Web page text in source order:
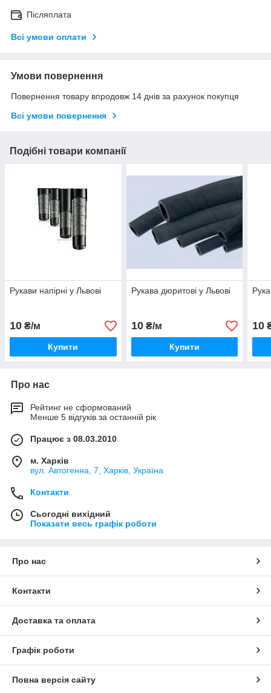
Післяплата
Всі умови оплати
Умови повернення
Повернення товару впродовж 14 днів за рахунок покупця
Всі умови повернення
Подібні товари компанії
Рукави напірні у Львові
10 ₴/м
Купити
Рукава дюритові у Львові
10₴/м
Купити
10
Про нас
Рейтинг не сформований
Менше 5 відгуків за останній рік
Працює з 08.03.2010
м. Харків
вул. Автогенна, 7, Харків, Україна
Контакти
Сьогодні вихідний
Показати весь графік роботи
Про нас
Контакти
Доставка та оплата
Графік роботи
Повна версія сайту